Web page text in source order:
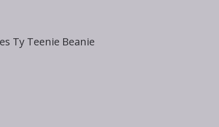
Ty Teenie Beanie